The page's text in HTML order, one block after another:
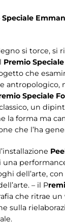
Speciale
si torce, si
Premio
che
antropologico,
Speciale
un
la forma ma
che l’ha
dell’arte,
– il P
che ritrae
sulla